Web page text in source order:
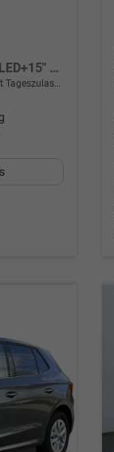
Classic Selection KAMERA+SHZ+KLIMA+LED+15" LM+SMARTLINK